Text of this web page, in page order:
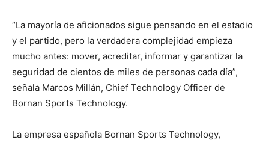
“La mayoría de aficionados sigue pensando en el estadio
y el partido, pero la verdadera complejidad empieza
mucho antes: mover, acreditar, informar y garantizar la
seguridad de cientos de miles de personas cada día”,
señala Marcos Millán, Chief Technology Officer de
Bornan Sports Technology.
La empresa española Bornan Sports Technology,